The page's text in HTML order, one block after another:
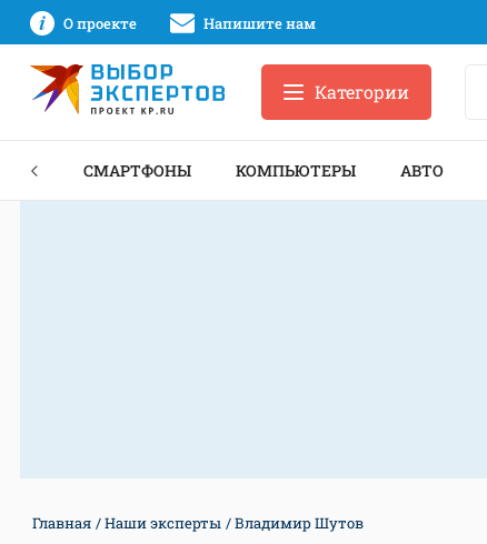
О проекте Напишите нам
Категории
СМАРТФОНЫ КОМПЬЮТЕРЫ АВТО
Главная Наши эксперты Владимир Шутов